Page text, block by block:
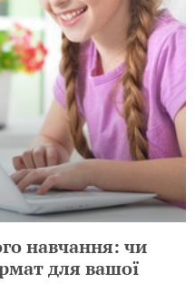
навчання: чи
для вашої